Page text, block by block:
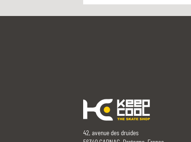
42, avenue des druides